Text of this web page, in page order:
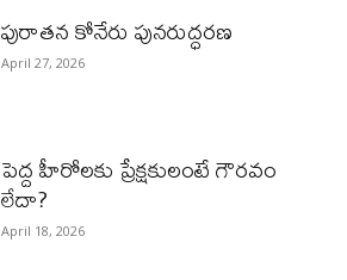
పురాత‌న కోనేరు పున‌రుద్ధ‌ర‌ణ
April 27, 2026
పెద్ద హీరోల‌కు ప్రేక్ష‌కులంటే గౌర‌వం
లేదా?
April 18, 2026